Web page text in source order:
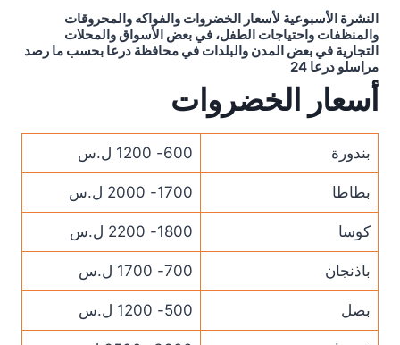
النشرة الأسبوعية لأسعار الخضروات والفواكه والمحروقات
والمنظفات واحتياجات الطفل، في بعض الأسواق والمحلات
التجارية في بعض المدن والبلدات في محافظة درعا بحسب ما رصد
مراسلو درعا 24
أسعار الخضروات
بندورة 600- 1200 ل.س
بطاطا 1700- 2000 ل.س
كوسا 1800- 2200 ل.س
باذنجان 700- 1700 ل.س
بصل 500- 1200 ل.س